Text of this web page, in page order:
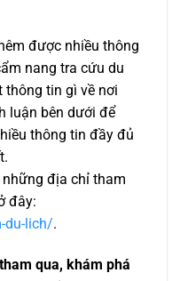
được nhiều thông
nang tra cứu du
thông tin gì về nơi
luận bên dưới để
thông tin đầy đủ
địa chỉ tham
đây:
du-lich/.
qua, khám phá